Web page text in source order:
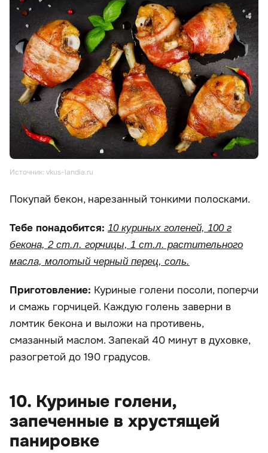
Источник: vkus-landia.ru
Покупай бекон, нарезанный тонкими полосками.
Тебе понадобится: 10 куриных голеней, 100 г
бекона, 2 ст.л. горчицы, 1 ст.л. растительного
масла, молотый черный перец, соль.
Приготовление: Куриные голени посоли, поперчи
и смажь горчицей. Каждую голень заверни в
ломтик бекона и выложи на противень,
смазанный маслом. Запекай 40 минут в духовке,
разогретой до 190 градусов.
10. Куриные голени,
запеченные в хрустящей
панировке